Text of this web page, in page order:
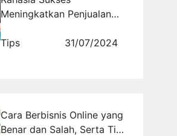
Meningkatkan Penjualan
Melalui Website
Tips 31/07/2024
Cara Berbisnis Online yang
Benar dan Salah, Serta Tips